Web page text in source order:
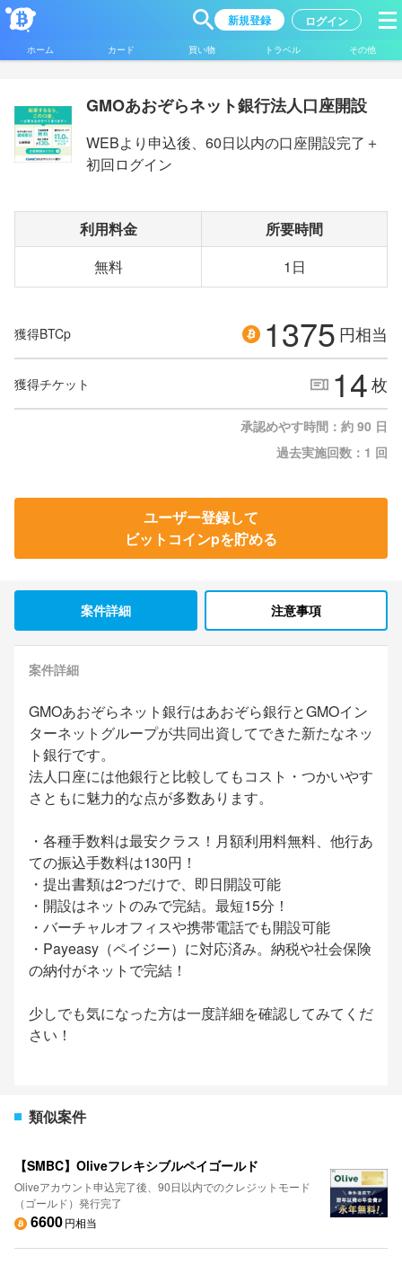
新規登録 ログイン
ホーム カード 買い物 トラベル その他
GMOあおぞらネット銀行法人口座開設
WEBより申込後、60日以内の口座開設完了＋
初回ログイン
利用料金
所要時間
無料
1日
獲得BTCp 1375 円相当
獲得チケット 14枚
承認めやす時間：約 90 日
過去実施回数：1 回
ユーザー登録して
ビットコインpを貯める
案件詳細 注意事項
案件詳細
GMOあおぞらネット銀行はあおぞら銀行とGMOイン
ターネットグループが共同出資してできた新たなネッ
ト銀行です。
法人口座には他銀行と比較してもコスト・つかいやす
さともに魅力的な点が多数あります。
・各種手数料は最安クラス！月額利用料無料、他行あ
ての振込手数料は130円！
・提出書類は2つだけで、即日開設可能
・開設はネットのみで完結。最短15分！
・バーチャルオフィスや携帯電話でも開設可能
・Payeasy（ペイジー）に対応済み。納税や社会保険
の納付がネットで完結！
少しでも気になった方は一度詳細を確認してみてくだ
さい！
類似案件
【SMBC】Oliveフレキシブルペイゴールド
Oliveアカウント申込完了後、90日以内でのクレジットモード
（ゴールド）発行完了
6600円相当